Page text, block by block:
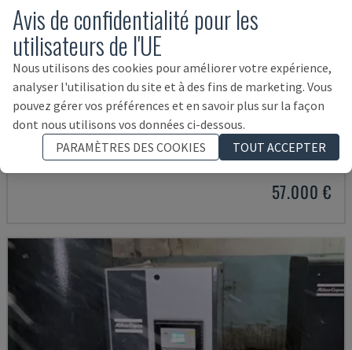
EASY 2000 D
CEFLA - AUTRES (BOIS)
57.000 €
Avis de confidentialité pour les
utilisateurs de l'UE
Nous utilisons des cookies pour améliorer votre expérience,
analyser l'utilisation du site et à des fins de marketing. Vous
pouvez gérer vos préférences et en savoir plus sur la façon
dont nous utilisons vos données ci-dessous.
PARAMÈTRES DES COOKIES
TOUT ACCEPTER